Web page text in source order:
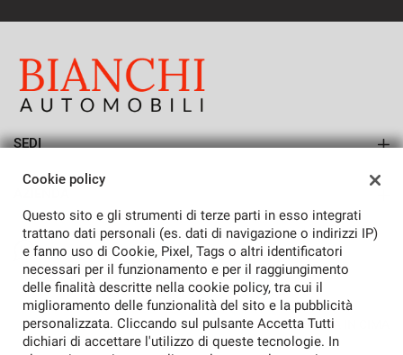
SEDI
Sede di San Vendemiano
Azienda
TORNA IN CIMA
Cookie policy
Questo sito e gli strumenti di terze parti in esso integrati
trattano dati personali (es. dati di navigazione o indirizzi IP)
e fanno uso di Cookie, Pixel, Tags o altri identificatori
necessari per il funzionamento e per il raggiungimento
delle finalità descritte nella cookie policy, tra cui il
miglioramento delle funzionalità del sito e la pubblicità
personalizzata. Cliccando sul pulsante Accetta Tutti
dichiari di accettare l'utilizzo di queste tecnologie. In